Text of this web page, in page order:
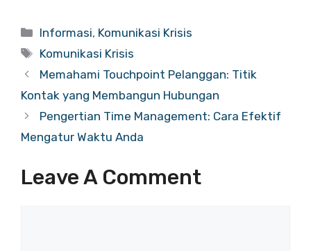
Categories
Informasi, Komunikasi Krisis
Tags
Komunikasi Krisis
Memahami Touchpoint Pelanggan: Titik
Kontak yang Membangun Hubungan
Pengertian Time Management: Cara Efektif
Mengatur Waktu Anda
Leave A Comment